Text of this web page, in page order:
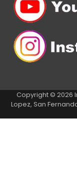
Copyright © 2026
Lopez, San